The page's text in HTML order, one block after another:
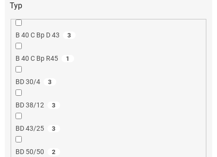
Typ
B 40 C Bp D 43 3
B 40 C Bp R45 1
BD 30/4 3
BD 38/12 3
BD 43/25 3
BD 50/50 2